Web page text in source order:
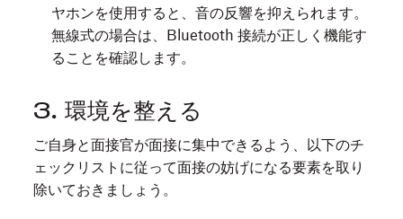
ヤホンを使用すると、音の反響を抑えられます。
無線式の場合は、Bluetooth 接続が正しく機能す
ることを確認します。
3. 環境を整える
ご自身と面接官が面接に集中できるよう、以下のチ
ェックリストに従って面接の妨げになる要素を取り
除いておきましょう。